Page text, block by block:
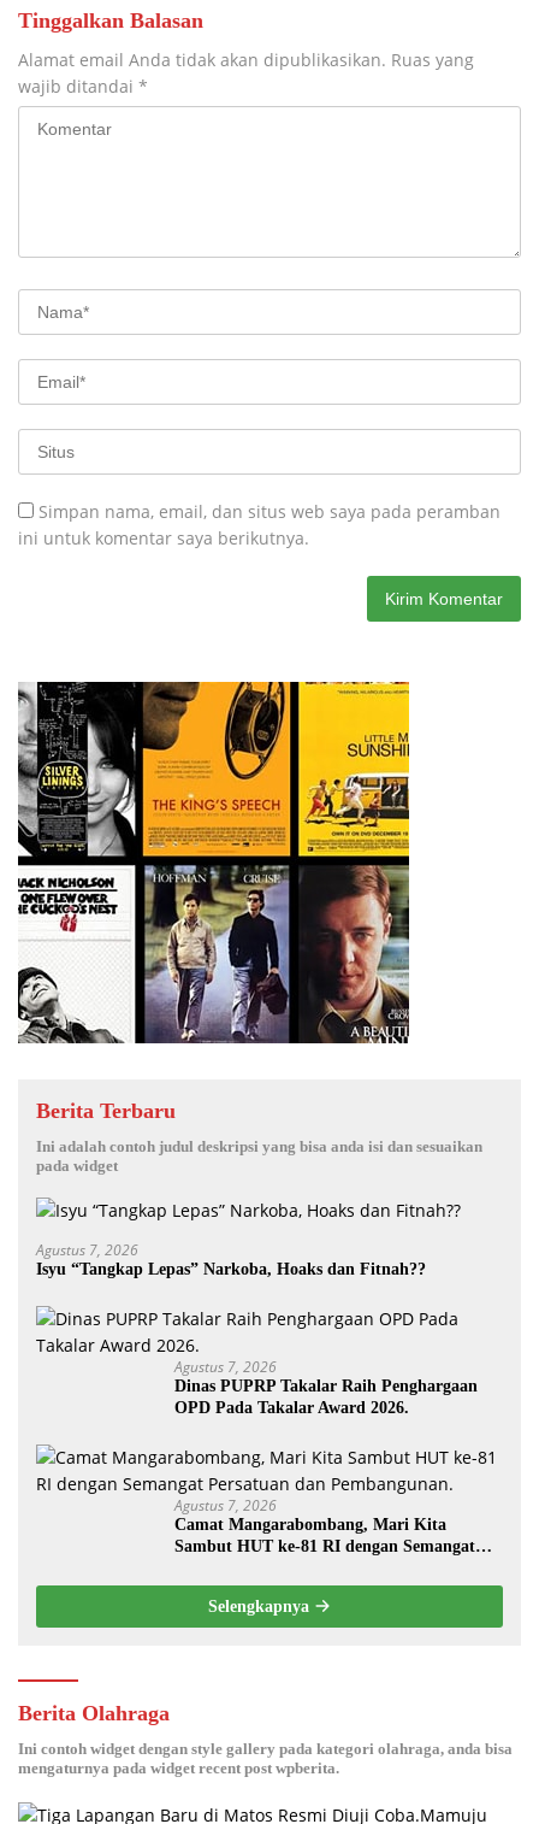
Tinggalkan Balasan
Alamat email Anda tidak akan dipublikasikan. Ruas yang
wajib ditandai *
Simpan nama, email, dan situs web saya pada peramban
ini untuk komentar saya berikutnya.
Berita Terbaru
Ini adalah contoh judul deskripsi yang bisa anda isi dan sesuaikan
pada widget
Agustus 7, 2026
Isyu “Tangkap Lepas” Narkoba, Hoaks dan Fitnah??
Agustus 7, 2026
Dinas PUPRP Takalar Raih Penghargaan
OPD Pada Takalar Award 2026.
Agustus 7, 2026
Camat Mangarabombang, Mari Kita
Sambut HUT ke-81 RI dengan Semangat
Selengkapnya
Berita Olahraga
Ini contoh widget dengan style gallery pada kategori olahraga, anda bisa
mengaturnya pada widget recent post wpberita.